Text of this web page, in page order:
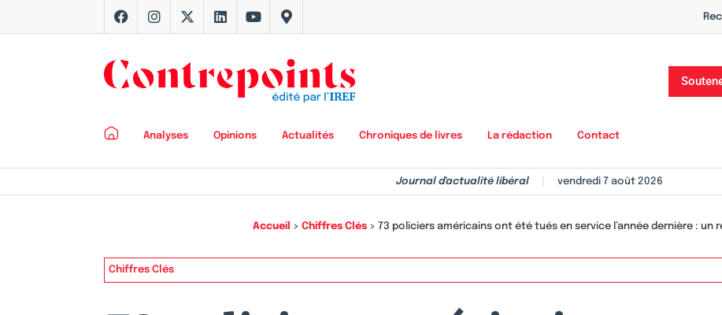
Analyses Opinions Actualités Chroniques de livres La rédaction Contact
Journal d'actualité libéral vendredi 7 août 2026
Accueil > Chiffres Clés > 73 policiers américains ont été tués en service l’année dernière : un
Chiffres Clés